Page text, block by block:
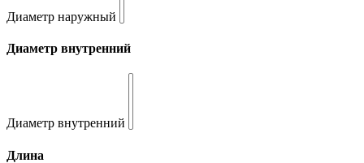
Диаметр наружный
Диаметр внутренний
Диаметр внутренний
Длина